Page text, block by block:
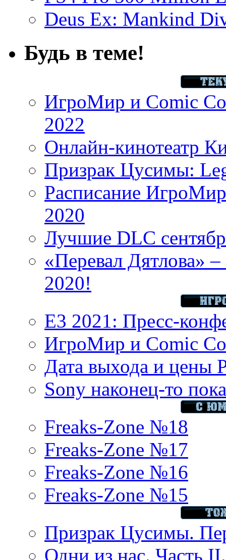
Deus Ex: Mankind
Будь в теме!
ИгроМир и Comic
2022
Онлайн-кинотеатр
Призрак Цусимы:
Расписание
2020
Лучшие DLC
«Перевал Дятлова»
2020!
E3 2021: Пресс-
ИгроМир и Comic
Дата выхода и цены
Sony наконец-то
Freaks-Zone №18
Freaks-Zone №17
Freaks-Zone №16
Freaks-Zone №15
Призрак Цусимы.
Одни из нас. Часть